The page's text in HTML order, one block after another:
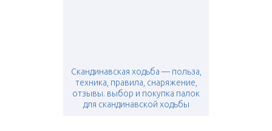
Скандинавская ходьба — польза,
техника, правила, снаряжение,
отзывы. выбор и покупка палок
для скандинавской ходьбы